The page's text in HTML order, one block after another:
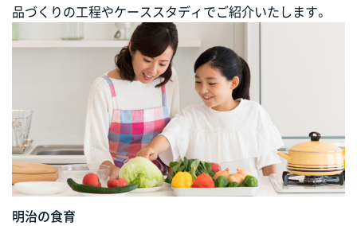
品づくりの工程やケーススタディでご紹介いたします。
明治の食育